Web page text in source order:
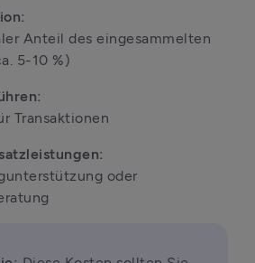
Anteil des eingesammelten
5-10 %)
Transaktionen
oder